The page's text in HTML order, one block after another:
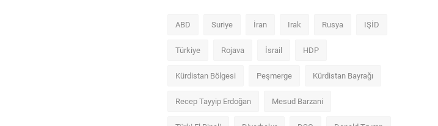
ABD Suriye İran Irak Rusya IŞİD
Türkiye Rojava İsrail HDP
Kürdistan Bölgesi Peşmerge Kürdistan Bayrağı
Recep Tayyip Erdoğan Mesud Barzani